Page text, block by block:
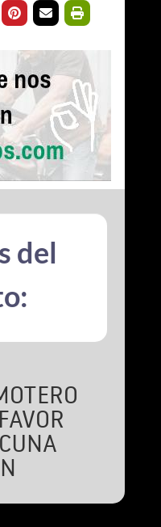
del